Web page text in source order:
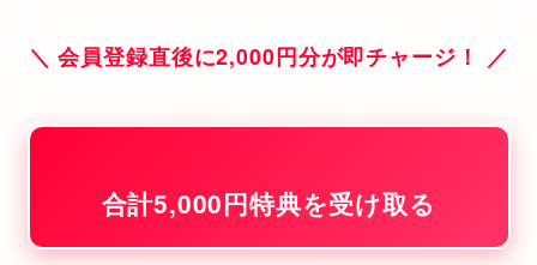
＼ 会員登録直後に2,000円分が即チャージ！ ／
合計5,000円特典を受け取る